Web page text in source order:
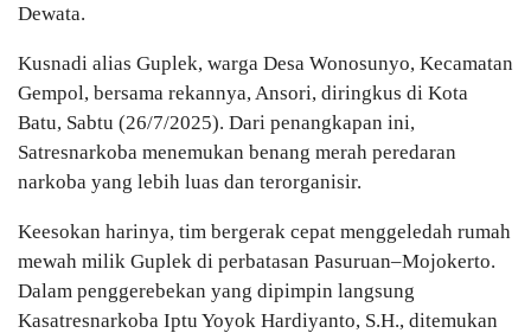
Dewata.
Kusnadi alias Guplek, warga Desa Wonosunyo, Kecamatan
Gempol, bersama rekannya, Ansori, diringkus di Kota
Batu, Sabtu (26/7/2025). Dari penangkapan ini,
Satresnarkoba menemukan benang merah peredaran
narkoba yang lebih luas dan terorganisir.
Keesokan harinya, tim bergerak cepat menggeledah rumah
mewah milik Guplek di perbatasan Pasuruan–Mojokerto.
Dalam penggerebekan yang dipimpin langsung
Kasatresnarkoba Iptu Yoyok Hardiyanto, S.H., ditemukan